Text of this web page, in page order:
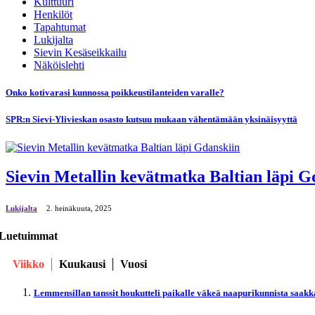
Henkilöt
Tapahtumat
Lukijalta
Sievin Kesäseikkailu
Näköislehti
Onko kotivarasi kunnossa poikkeustilanteiden varalle?
SPR:n Sievi-Ylivieskan osasto kutsuu mukaan vähentämään yksinäisyyttä
Sievin Metallin kevätmatka Baltian läpi
Lukijalta 2. heinäkuuta, 2025
Viikko Kuukausi Vuosi
Lemmensillan tanssit houkutteli paikalle väkeä naapurikunnista